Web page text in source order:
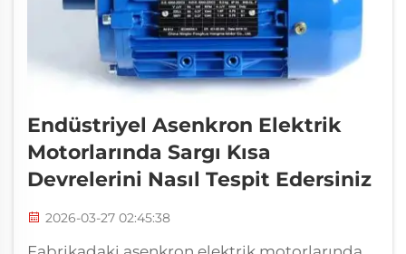
Endüstriyel Asenkron Elektrik
Motorlarında Sargı Kısa
Devrelerini Nasıl Tespit Edersiniz
2026-03-27 02:45:38